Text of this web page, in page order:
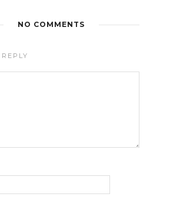
NO COMMENTS